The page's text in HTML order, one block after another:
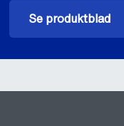
Se produktblad